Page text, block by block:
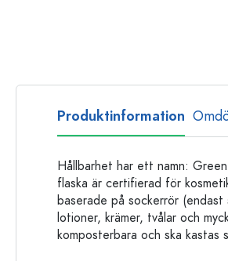
Produktinformation
Hållbarhet har ett namn:
flaska är certifierad för
baserade på sockerrör
lotioner, krämer, tvålar och
komposterbara och ska kastas